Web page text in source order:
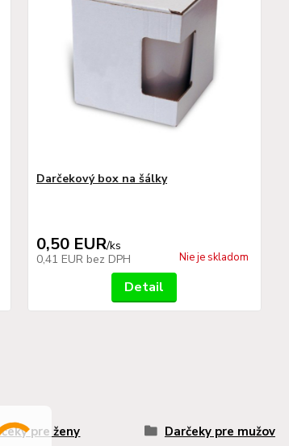
Darčekový box na šálky
0,50 EUR/ks
0,41 EUR bez DPH Nie je skladom
Detail
pre ženy Darčeky pre mužov